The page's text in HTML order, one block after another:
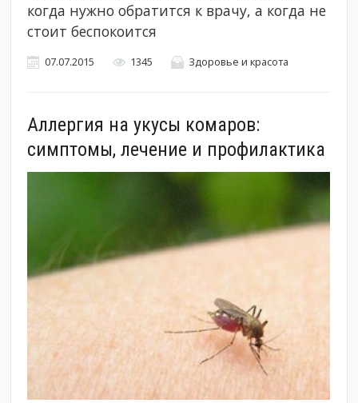
когда нужно обратится к врачу, а когда не
стоит беспокоится
07.07.2015 1345 Здоровье и красота
Аллергия на укусы комаров:
симптомы, лечение и профилактика